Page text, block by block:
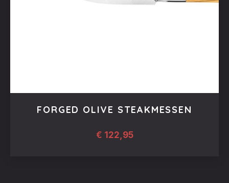
FORGED OLIVE STEAKMESSEN
€ 122,95